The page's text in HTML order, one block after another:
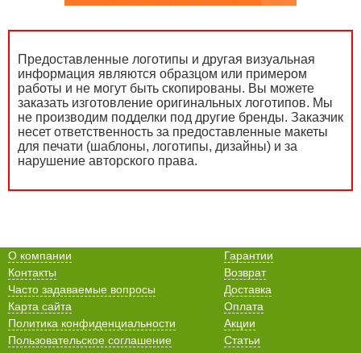
Предоставленные логотипы и другая визуальная
информация являются образцом или примером
работы и не могут быть скопированы. Вы можете
заказать изготовление оригинальных логотипов. Мы
не производим подделки под другие бренды. Заказчик
несет ответственность за предоставленные макеты
для печати (шаблоны, логотипы, дизайны) и за
нарушение авторского права.
Гарантии
Возврат
Доставка
Оплата
Акции
Статьи
О компании
Контакты
Часто задаваемые вопросы
Карта сайта
Политика конфиденциальности
Пользовательское соглашение